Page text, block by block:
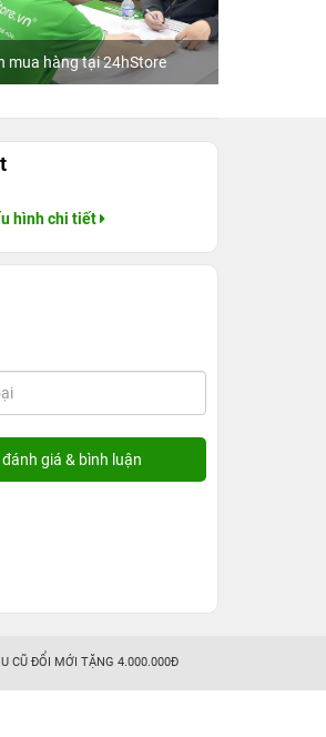
mua hàng tại 24hStore
hình chi tiết
CŨ ĐỔI MỚI TẶNG 4.000.000Đ